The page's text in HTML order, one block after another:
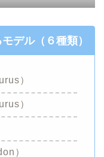
デル（６種類）
）
）
）